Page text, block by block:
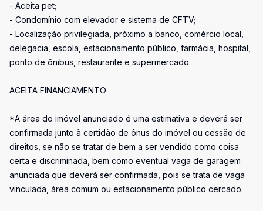
- Aceita pet;
- Condomínio com elevador e sistema de CFTV;
- Localização privilegiada, próximo a banco, comércio local,
delegacia, escola, estacionamento público, farmácia, hospital,
ponto de ônibus, restaurante e supermercado.
ACEITA FINANCIAMENTO
*A área do imóvel anunciado é uma estimativa e deverá ser
confirmada junto à certidão de ônus do imóvel ou cessão de
direitos, se não se tratar de bem a ser vendido como coisa
certa e discriminada, bem como eventual vaga de garagem
anunciada que deverá ser confirmada, pois se trata de vaga
vinculada, área comum ou estacionamento público cercado.